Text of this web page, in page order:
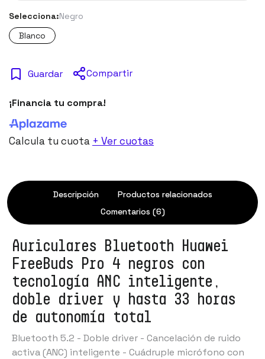
Selecciona:Negro
Blanco
Guardar Compartir
¡Financia tu compra!
Calcula tu cuota + Ver cuotas
Descripción
Productos relacionados
Comentarios (6)
Auriculares Bluetooth Huawei
FreeBuds Pro 4 negros con
tecnología ANC inteligente,
doble driver y hasta 33 horas
de autonomía total
Bluetooth 5.2 - Doble driver - Cancelación de ruido
activa (ANC) inteligente - Cuádruple micrófono con